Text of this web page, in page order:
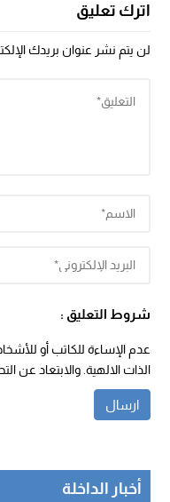
اترك تعليق
لن يتم نشر عنوان بريدك
شروط التعليق :
عدم الإساءة للكاتب أو
الذات الالهية. والابتعاد عن
أخبار الداخلة